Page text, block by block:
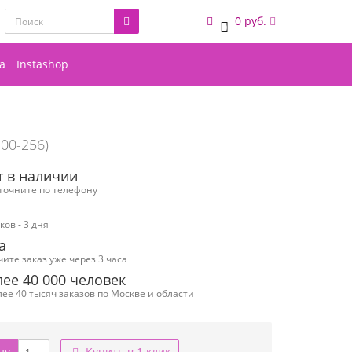
0 0 руб.
Instashop
256)
в наличии
по телефону
- 3 дня
заказ уже через 3 часа
40 000 человек
40 тысяч заказов по Москве и области